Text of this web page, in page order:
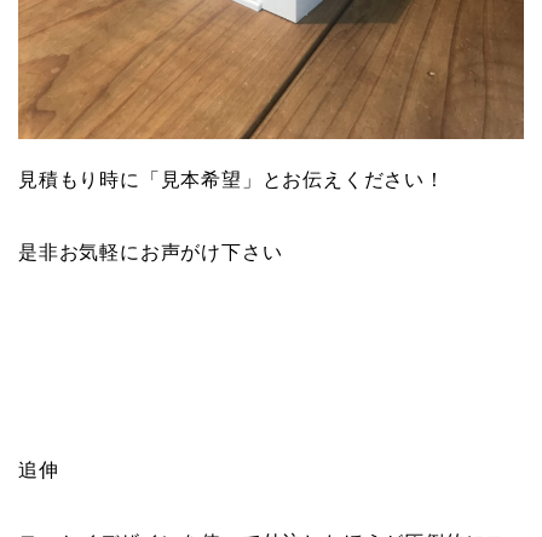
見積もり時に「見本希望」とお伝えください！
是非お気軽にお声がけ下さい
追伸